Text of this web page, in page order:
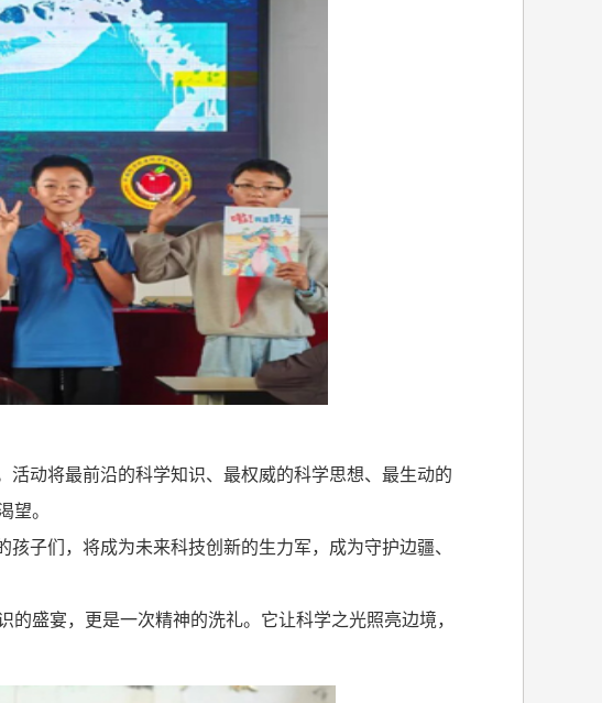
动将最前沿的科学知识、最权威的科学思想、最生动的
望。
子们，将成为未来科技创新的生力军，成为守护边疆、
盛宴，更是一次精神的洗礼。它让科学之光照亮边境，